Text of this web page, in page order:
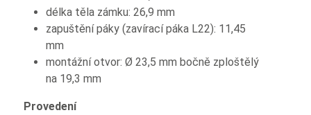
délka těla zámku: 26,9 mm
zapuštění páky (zavírací páka L22): 11,45
mm
montážní otvor: Ø 23,5 mm bočně zploštělý
na 19,3 mm
Provedení